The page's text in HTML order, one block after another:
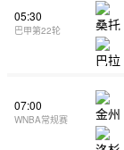
05:30
巴甲第22轮
07:00
WNBA常规赛